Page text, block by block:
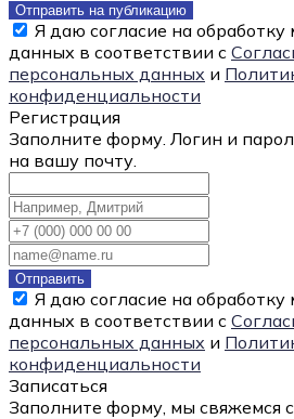
Отправить на публикацию
Я даю согласие на
данных в соответствии с
персональных данных и
конфиденциальности
Регистрация
Заполните форму. Логин и
на вашу почту.
Отправить
Я даю согласие на
данных в соответствии с
персональных данных и
конфиденциальности
Записаться
Заполните форму, мы свяжемся